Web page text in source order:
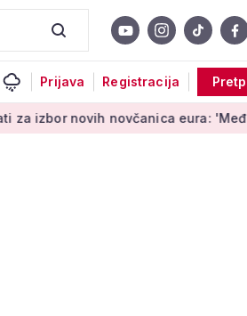
Prijava Registracija
novčanica eura: 'Među